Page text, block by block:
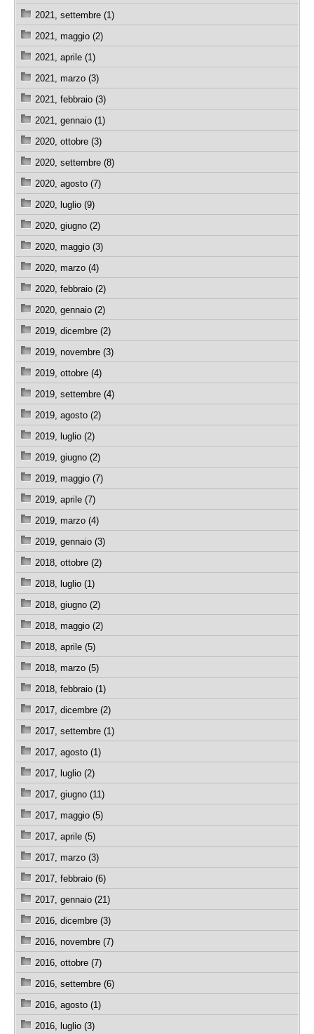
2021, settembre (1)
2021, maggio (2)
2021, aprile (1)
2021, marzo (3)
2021, febbraio (3)
2021, gennaio (1)
2020, ottobre (3)
2020, settembre (8)
2020, agosto (7)
2020, luglio (9)
2020, giugno (2)
2020, maggio (3)
2020, marzo (4)
2020, febbraio (2)
2020, gennaio (2)
2019, dicembre (2)
2019, novembre (3)
2019, ottobre (4)
2019, settembre (4)
2019, agosto (2)
2019, luglio (2)
2019, giugno (2)
2019, maggio (7)
2019, aprile (7)
2019, marzo (4)
2019, gennaio (3)
2018, ottobre (2)
2018, luglio (1)
2018, giugno (2)
2018, maggio (2)
2018, aprile (5)
2018, marzo (5)
2018, febbraio (1)
2017, dicembre (2)
2017, settembre (1)
2017, agosto (1)
2017, luglio (2)
2017, giugno (11)
2017, maggio (5)
2017, aprile (5)
2017, marzo (3)
2017, febbraio (6)
2017, gennaio (21)
2016, dicembre (3)
2016, novembre (7)
2016, ottobre (7)
2016, settembre (6)
2016, agosto (1)
2016, luglio (3)